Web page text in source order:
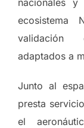
nacionales
ecosistema
validación
adaptados a
Junto al
presta
el